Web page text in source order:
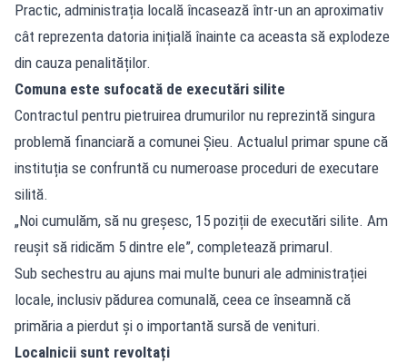
Practic, administrația locală încasează într-un an aproximativ
cât reprezenta datoria inițială înainte ca aceasta să explodeze
din cauza penalităților.
Comuna este sufocată de executări silite
Contractul pentru pietruirea drumurilor nu reprezintă singura
problemă financiară a comunei Șieu. Actualul primar spune că
instituția se confruntă cu numeroase proceduri de executare
silită.
„Noi cumulăm, să nu greșesc, 15 poziții de executări silite. Am
reușit să ridicăm 5 dintre ele”, completează primarul.
Sub sechestru au ajuns mai multe bunuri ale administrației
locale, inclusiv pădurea comunală, ceea ce înseamnă că
primăria a pierdut și o importantă sursă de venituri.
Localnicii sunt revoltați